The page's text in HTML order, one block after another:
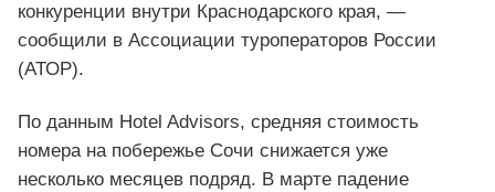
конкуренции внутри Краснодарского края, —
сообщили в Ассоциации туроператоров России
(АТОР).
По данным Hotel Advisors, средняя стоимость
номера на побережье Сочи снижается уже
несколько месяцев подряд. В марте падение